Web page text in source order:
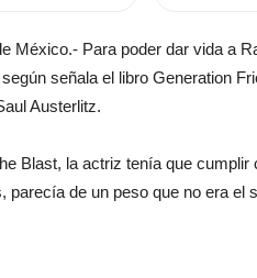
México.- Para poder dar vida a
señala el libro Generation
Austerlitz.
Blast, la actriz tenía que
parecía de un peso que no era el